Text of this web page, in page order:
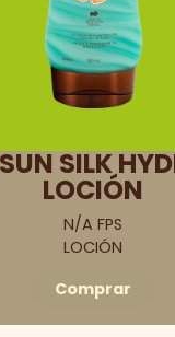
SILK
LOCIÓN
N/A FPS
LOCIÓN
Comprar